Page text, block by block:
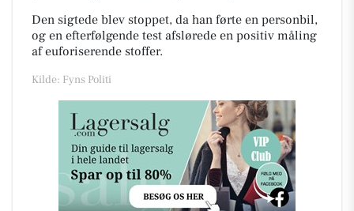
Den sigtede blev stoppet, da han førte en personbil,
og en efterfølgende test afslørede en positiv måling
af euforiserende stoffer.
Kilde: Fyns Politi